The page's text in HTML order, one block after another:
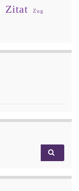
Zitat Zug